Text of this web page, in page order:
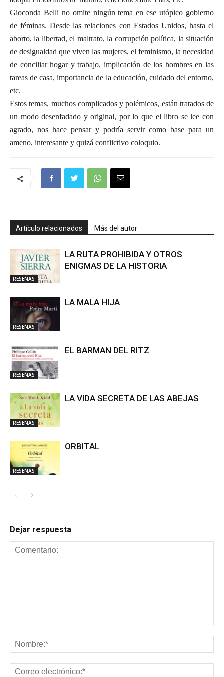
Gioconda Belli no omite ningún tema en ese utópico gobierno
de féminas. Desde las relaciones con Estados Unidos, hasta el
aborto, la libertad, el maltrato, la corrupción política, la situación
de desigualdad que viven las mujeres, el feminismo, la necesidad
de conciliar hogar y trabajo, implicación de los hombres en las
tareas de casa, importancia de la educación, cuidado del entorno,
etc.
Estos temas, muchos complicados y polémicos, están tratados de
un modo desenfadado y original, por lo que el libro se lee con
agrado, nos hace pensar y podría servir como base para un
ameno, interesante y quizá conflictivo coloquio.
Artículo relacionados Más del autor
RESEÑAS
LA RUTA PROHIBIDA Y OTROS
ENIGMAS DE LA HISTORIA
RESEÑAS
LA MALA HIJA
RESEÑAS
EL BARMAN DEL RITZ
RESEÑAS
LA VIDA SECRETA DE LAS ABEJAS
RESEÑAS
ORBITAL
Dejar respuesta